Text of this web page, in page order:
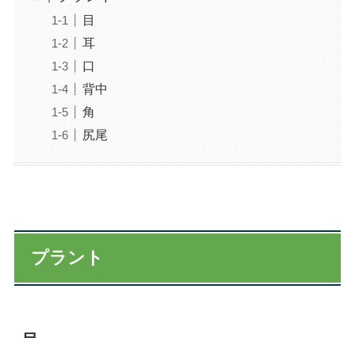
目
耳
口
背中
角
尻尾
プラント